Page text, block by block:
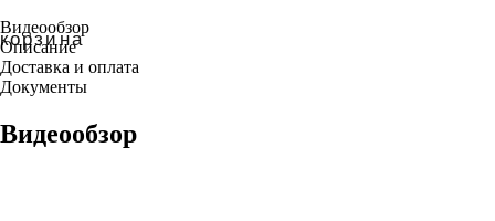
Видеообзор
Описание
Доставка и оплата
Документы
Видеообзор